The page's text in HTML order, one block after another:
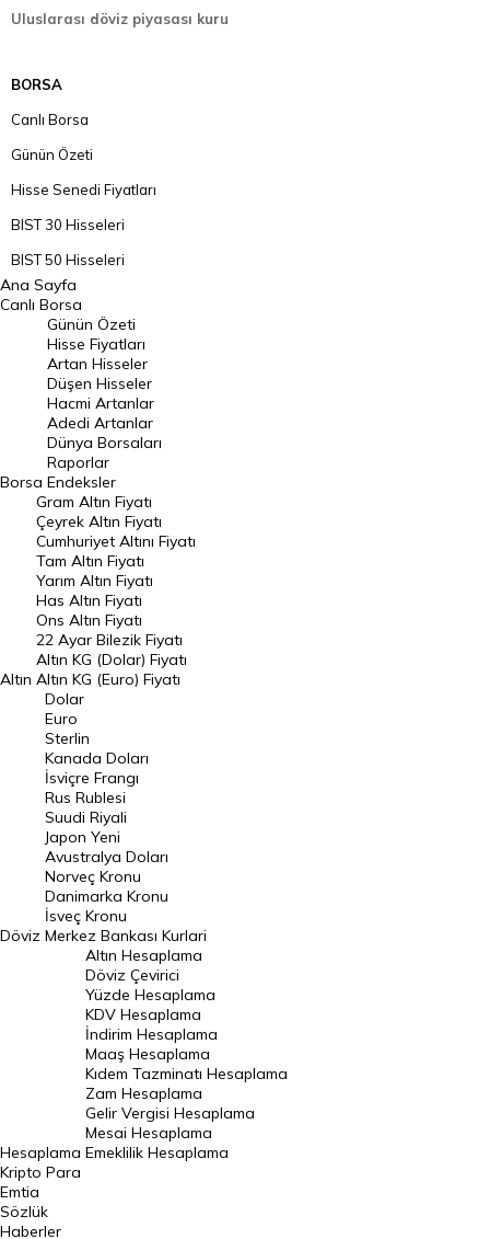
Uluslarası döviz piyasası kuru
BORSA
Canlı Borsa
Günün Özeti
Hisse Senedi Fiyatları
BIST 30 Hisseleri
BIST 50 Hisseleri
BIST 100 Hisseleri
En Çok Artan Hisseler
En Çok Düşen Hisseler
Hacmi Artanlar
Geçmiş Kapanışlar
Dünya Borsaları
Raporlar
Endeksler
DÖVİZ
Döviz Kuru
Dolar Kuru
Euro Kuru
Pound Kuru
Frank Kuru
Riyal Kuru
Avustralya Doları
Danimarka Kronu Kuru
Kanada Doları Kuru
Norveç Kronu Kuru
İsveç Kronu Kuru
Japon Yeni Kuru
Serbest Piyasa Döviz Kurları
Merkez Bankası Döviz Kurları
Altın Fiyatları
Gram Altın Fiyatı
Çeyrek Altın Fiyatı
Ana Sayfa
Canlı Borsa
Borsa
Günün Özeti
Hisse Fiyatları
Artan Hisseler
Düşen Hisseler
Hacmi Artanlar
Adedi Artanlar
Dünya Borsaları
Raporlar
Endeksler
Altın
Gram Altın Fiyatı
Çeyrek Altın Fiyatı
Cumhuriyet Altını Fiyatı
Tam Altın Fiyatı
Yarım Altın Fiyatı
Has Altın Fiyatı
Ons Altın Fiyatı
22 Ayar Bilezik Fiyatı
Altın KG (Dolar) Fiyatı
Altın KG (Euro) Fiyatı
Döviz
Dolar
Euro
Sterlin
Kanada Doları
İsviçre Frangı
Rus Rublesi
Suudi Riyali
Japon Yeni
Avustralya Doları
Norveç Kronu
Danimarka Kronu
İsveç Kronu
Merkez Bankası Kurlari
Hesaplama
Altın Hesaplama
Döviz Çevirici
Yüzde Hesaplama
KDV Hesaplama
İndirim Hesaplama
Maaş Hesaplama
Kıdem Tazminatı Hesaplama
Zam Hesaplama
Gelir Vergisi Hesaplama
Mesai Hesaplama
Emeklilik Hesaplama
Kripto Para
Emtia
Sözlük
Haberler